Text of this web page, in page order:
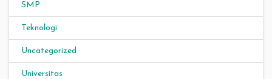
SMP
Teknologi
Uncategorized
Universitas